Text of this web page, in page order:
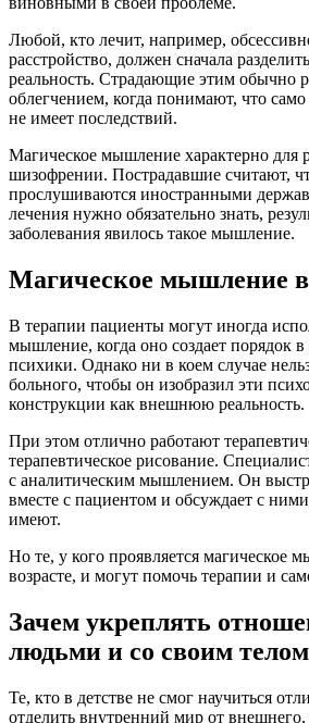
Любой, кто лечит, например,
расстройство, должен сначала
реальность. Страдающие этим обычно
облегчением, когда понимают, что
не имеет последствий.
Магическое мышление характерно для
шизофрении. Пострадавшие считают,
прослушиваются иностранными
лечения нужно обязательно знать,
заболевания явилось такое мышление.
Магическое мышление
В терапии пациенты могут иногда
мышление, когда оно создает порядок
психики. Однако ни в коем случае
больного, чтобы он изобразил эти
конструкции как внешнюю реальность.
При этом отлично работают
терапевтическое рисование.
с аналитическим мышлением. Он
вместе с пациентом и обсуждает с
имеют.
Но те, у кого проявляется магическое
возрасте, и могут помочь терапии и
Зачем укреплять
людьми и со своим телом
Те, кто в детстве не смог научиться
отделить внутренний мир от внешнего,